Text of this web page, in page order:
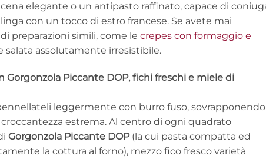
elegante o un antipasto raffinato, capace di
con un tocco di estro francese. Se avete mai
preparazioni simili, come le crepes con formaggio e
salata assolutamente irresistibile.
Piccante DOP, fichi freschi e miele di
leggermente con burro fuso,
estrema. Al centro di ogni quadrato
Gorgonzola Piccante DOP(la cui pasta compatta ed
la cottura al forno), mezzo fico fresco varietà